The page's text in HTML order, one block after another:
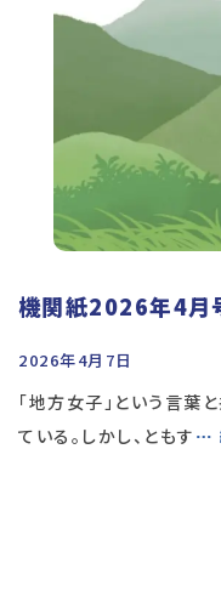
機関紙2026年4月号
2026年4月7日
「地方女子」という言葉
ている。しかし、ともす …